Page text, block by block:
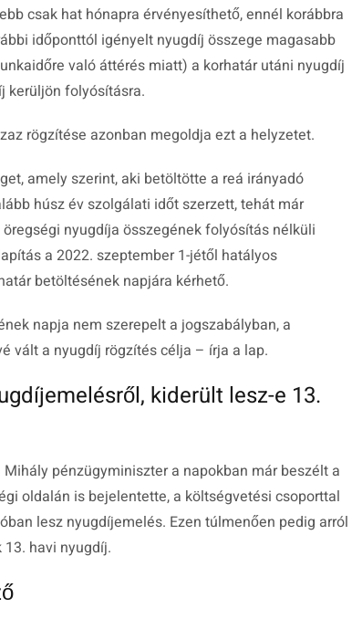
csak hat hónapra érvényesíthető, ennél korábbra
időponttól igényelt nyugdíj összege magasabb
való áttérés miatt) a korhatár utáni nyugdíj
kerüljön folyósításra.
rögzítése azonban megoldja ezt a helyzetet.
amely szerint, aki betöltötte a reá irányadó
húsz év szolgálati időt szerzett, tehát már
nyugdíja összegének folyósítás nélküli
a 2022. szeptember 1-jétől hatályos
betöltésének napjára kérhető.
napja nem szerepelt a jogszabályban, a
vált a nyugdíj rögzítés célja – írja a lap.
kiderült lesz-e 13.
pénzügyminiszter a napokban már beszélt a
oldalán is bejelentette, a költségvetési csoporttal
lesz nyugdíjemelés. Ezen túlmenően pedig arról
havi nyugdíj.